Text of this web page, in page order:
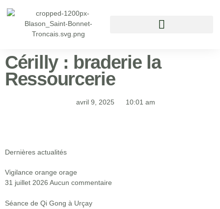
Cérilly : braderie la
Ressourcerie
avril 9, 2025 10:01 am
Dernières actualités
Vigilance orange orage
31 juillet 2026 Aucun commentaire
Séance de Qi Gong à Urçay